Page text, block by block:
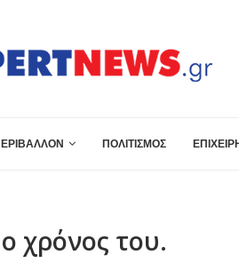
ΠΟΛΙΤΙΣΜΟΣ
χρόνος του.